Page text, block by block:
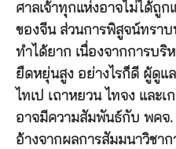
ศาลเจ้าทุกแห่งอาจไม่ได้ถู
ของจีน ส่วนการพิสูจน์ทรา
ทำได้ยาก เนื่องจากการบริ
ยืดหยุ่นสูง อย่างไรก็ดี ผู้ดูแล
ไทเป เถาหยวน ไทจง และเ
อาจมีความสัมพันธ์กับ พคจ.
อ้างจากผลการสัมมนาวิชา